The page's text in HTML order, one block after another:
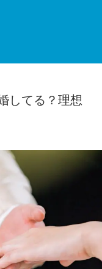
してる？理想